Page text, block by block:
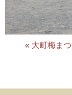
« 大町梅ま